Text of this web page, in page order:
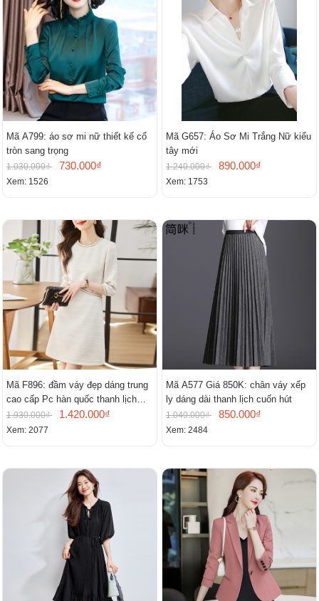
Mã A799: áo sơ mi nữ thiết kế cổ
tròn sang trọng
1.030.000₫ 730.000₫
Xem: 1526
Mã G657: Áo Sơ Mi Trắng Nữ kiểu
tây mới
1.240.000₫ 890.000₫
Xem: 1753
Mã F896: đầm váy đẹp dáng trung
cao cấp Pc hàn quốc thanh lịch
mới
1.930.000₫ 1.420.000₫
Xem: 2077
Mã A577 Giá 850K: chân váy xếp
ly dáng dài thanh lịch cuốn hút
1.040.000₫ 850.000₫
Xem: 2484